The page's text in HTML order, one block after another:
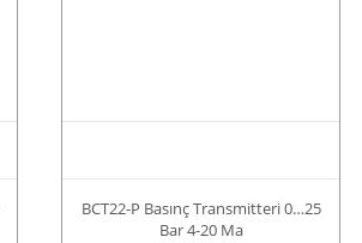
BCT22-P Basınç Transmitteri 0…25
Bar 4-20 Ma